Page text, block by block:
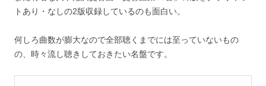
トあり・なしの2版収録しているのも面白い。
何しろ曲数が膨大なので全部聴くまでには至っていないもの
の、時々流し聴きしておきたい名盤です。